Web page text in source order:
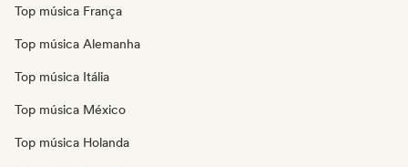
Top música França
Top música Alemanha
Top música Itália
Top música México
Top música Holanda